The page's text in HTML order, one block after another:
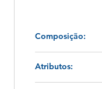
Composição:
Atributos: